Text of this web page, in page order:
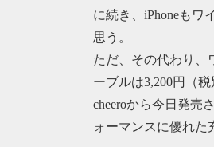
に続き、iPhoneもワ
思う。
ただ、その代わり、
ーブルは3,200円（
cheeroから今日発売
ォーマンスに優れた